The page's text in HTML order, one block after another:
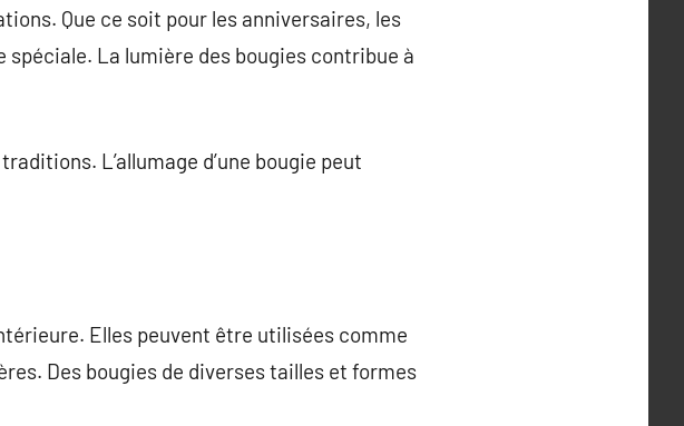
Que ce soit pour les anniversaires, les
spéciale. La lumière des bougies contribue à
L’allumage d’une bougie peut
Elles peuvent être utilisées comme
Des bougies de diverses tailles et formes